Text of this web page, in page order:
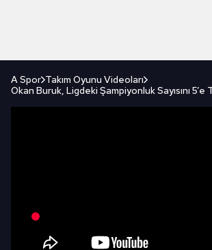
A Spor Takım Oyunu Videoları